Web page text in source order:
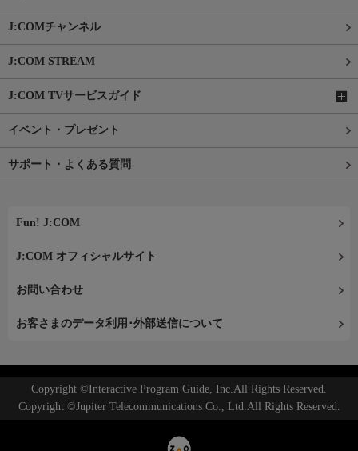
J:COMチャンネル
J:COM STREAM
J:COM TVサービスガイド
イベント・プレゼント
サポート・よくある質問
Fun! J:COM
J:COM オフィシャルサイト
お問い合わせ
お客さまのデータ利用･外部送信について
Copyright ©Interactive Program Guide, Inc.All Rights Reserved.
Copyright ©Jupiter Telecommunications Co., Ltd.All Rights Reserved.